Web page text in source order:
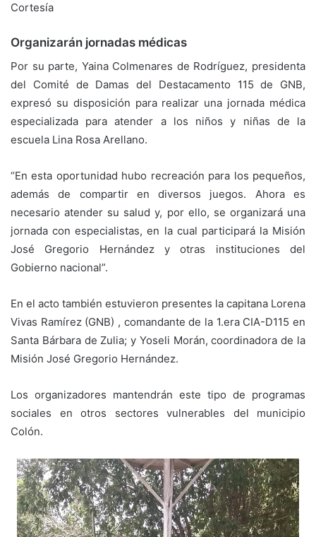
Cortesía
Organizarán jornadas médicas
Por su parte, Yaina Colmenares de Rodríguez, presidenta
del Comité de Damas del Destacamento 115 de GNB,
expresó su disposición para realizar una jornada médica
especializada para atender a los niños y niñas de la
escuela Lina Rosa Arellano.
“En esta oportunidad hubo recreación para los pequeños,
además de compartir en diversos juegos. Ahora es
necesario atender su salud y, por ello, se organizará una
jornada con especialistas, en la cual participará la Misión
José Gregorio Hernández y otras instituciones del
Gobierno nacional”.
En el acto también estuvieron presentes la capitana Lorena
Vivas Ramírez (GNB) , comandante de la 1.eraCIA-D115 en
Santa Bárbara de Zulia; y Yoseli Morán, coordinadora de la
Misión José Gregorio Hernández.
Los organizadores mantendrán este tipo de programas
sociales en otros sectores vulnerables del municipio
Colón.